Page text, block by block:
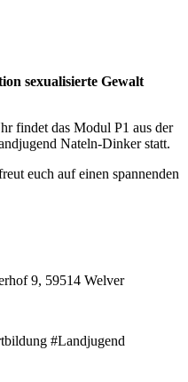
sexualisierte Gewalt
findet das Modul P1 aus der
Nateln-Dinker statt.
euch auf einen spannenden
9, 59514 Welver
#Landjugend